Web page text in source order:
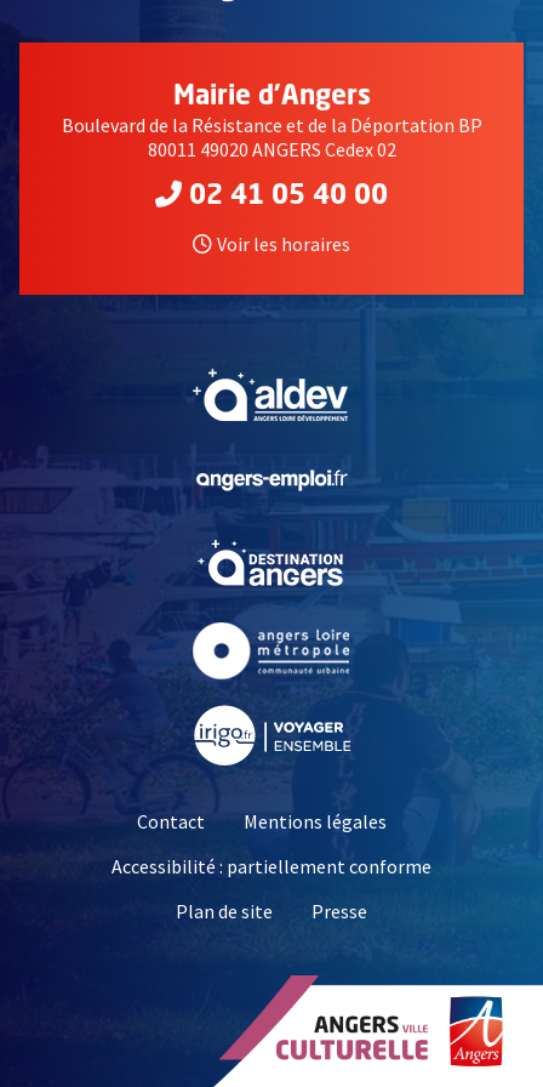
Mairie d'Angers
Boulevard de la Résistance et de la Déportation BP
80011 49020 ANGERS Cedex 02
02 41 05 40 00
Voir les horaires
, Ouvre une nouvelle
, Ouvre une nouvelle
Contact
Mentions légales
Accessibilité : partiellement conforme
Plan de site
Presse